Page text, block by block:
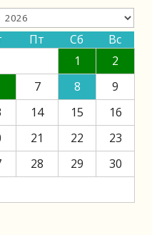
Пт Сб
Вс
1
2
7 8
9
14 15
16
21 22
23
28 29
30